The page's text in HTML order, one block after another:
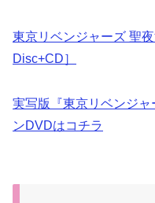
東京リベンジャーズ 聖
Disc+CD］
実写版『東京リベンジ
ンDVDはコチラ